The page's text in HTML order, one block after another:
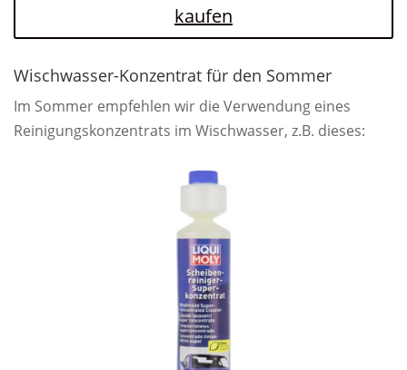
kaufen
Wischwasser-Konzentrat für den Sommer
Im Sommer empfehlen wir die Verwendung eines
Reinigungskonzentrats im Wischwasser, z.B. dieses: